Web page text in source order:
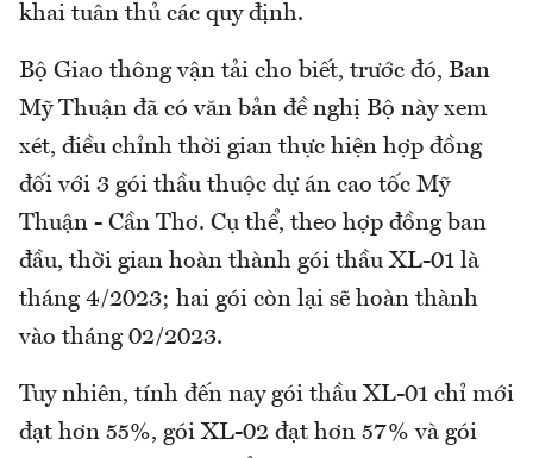
khai tuân thủ các quy định.
Bộ Giao thông vận tải cho biết, trước đó, Ban
Mỹ Thuận đã có văn bản đề nghị Bộ này xem
xét, điều chỉnh thời gian thực hiện hợp đồng
đối với 3 gói thầu thuộc dự án cao tốc Mỹ
Thuận - Cần Thơ. Cụ thể, theo hợp đồng ban
đầu, thời gian hoàn thành gói thầu XL-01 là
tháng 4/2023; hai gói còn lại sẽ hoàn thành
vào tháng 02/2023.
Tuy nhiên, tính đến nay gói thầu XL-01 chỉ mới
đạt hơn 55%, gói XL-02 đạt hơn 57% và gói